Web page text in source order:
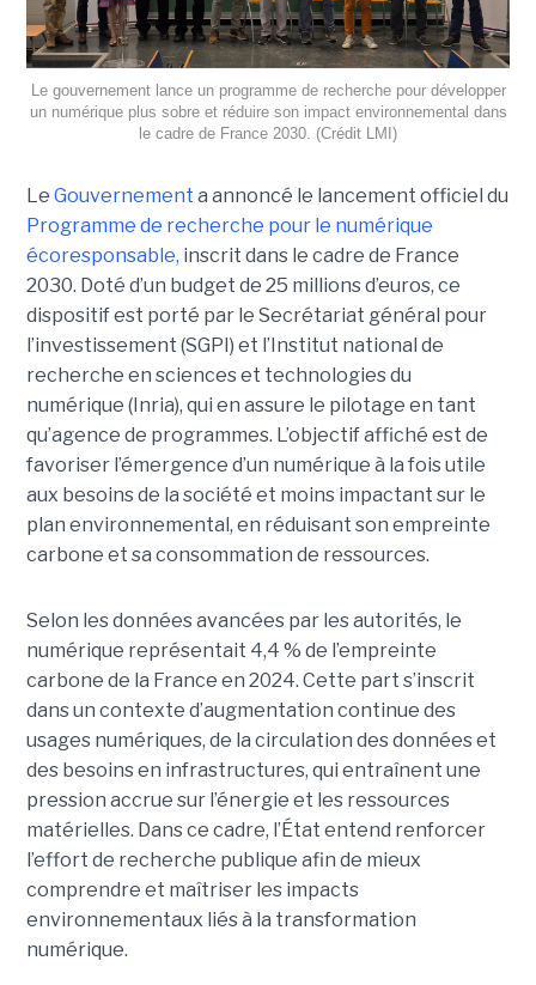
Le gouvernement lance un programme de recherche pour développer
un numérique plus sobre et réduire son impact environnemental dans
le cadre de France 2030. (Crédit LMI)
Le Gouvernement a annoncé le lancement officiel du
Programme de recherche pour le numérique
écoresponsable, inscrit dans le cadre de France
2030. Doté d’un budget de 25 millions d’euros, ce
dispositif est porté par le Secrétariat général pour
l’investissement (SGPI) et l’Institut national de
recherche en sciences et technologies du
numérique (Inria), qui en assure le pilotage en tant
qu’agence de programmes. L’objectif affiché est de
favoriser l’émergence d’un numérique à la fois utile
aux besoins de la société et moins impactant sur le
plan environnemental, en réduisant son empreinte
carbone et sa consommation de ressources.
Selon les données avancées par les autorités, le
numérique représentait 4,4 % de l’empreinte
carbone de la France en 2024. Cette part s’inscrit
dans un contexte d’augmentation continue des
usages numériques, de la circulation des données et
des besoins en infrastructures, qui entraînent une
pression accrue sur l’énergie et les ressources
matérielles. Dans ce cadre, l’État entend renforcer
l’effort de recherche publique afin de mieux
comprendre et maîtriser les impacts
environnementaux liés à la transformation
numérique.